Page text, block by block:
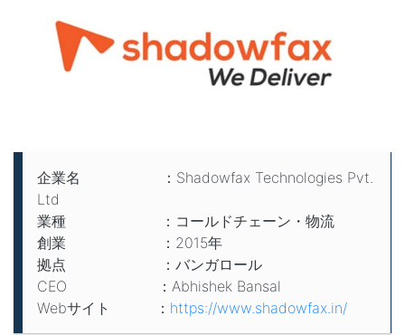
企業名 ：Shadowfax Technologies Pvt.
Ltd
業種 ：コールドチェーン・物流
創業 ：2015年
拠点 ：バンガロール
CEO ：Abhishek Bansal
Webサイト ： https://www.shadowfax.in/